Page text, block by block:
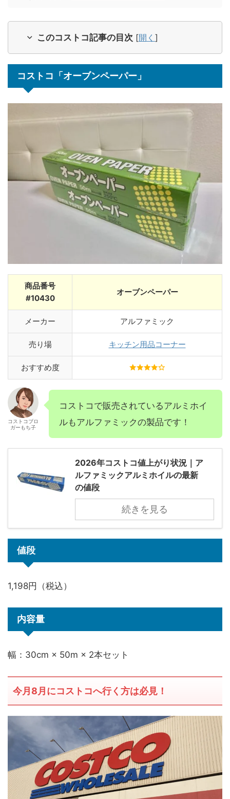
このコストコ記事の目次 [開く ]
コストコ「オーブンペーパー」
商品番号
#10430
オーブンペーパー
メーカー アルファミック
売り場 キッチン用品コーナー
おすすめ度
コストコブロ
ガーもち子
コストコで販売されているアルミホイ
ルもアルファミックの製品です！
2026年コストコ値上がり状況｜ア
ルファミックアルミホイルの最新
の値段
続きを見る
値段
1,198円（税込）
内容量
幅：30cm × 50m × 2本セット
今月8月にコストコへ行く方は必見！